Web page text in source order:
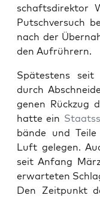
schafts­di­rek­tor
Putschver­such
nach der
den Aufrührern.
Spätestens
durch
genen Rück­zug
hat­te ein
bände und
Luft gele­gen.
seit Anfang
erwarteten
Den Zeit­punkt